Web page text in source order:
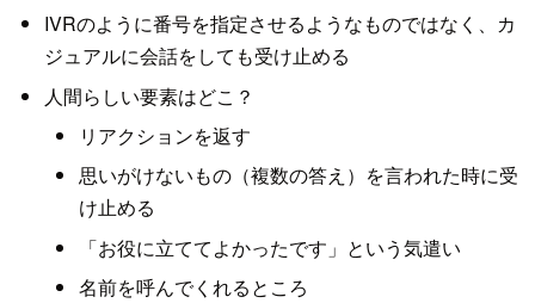
IVRのように番号を指定させるようなものではなく、カ
ジュアルに会話をしても受け止める
人間らしい要素はどこ？
リアクションを返す
思いがけないもの（複数の答え）を言われた時に受
け止める
「お役に立ててよかったです」という気遣い
名前を呼んでくれるところ